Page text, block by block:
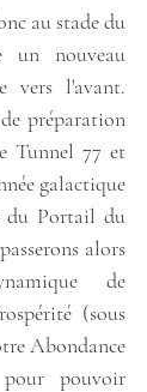
au stade du
un nouveau
vers l'avant.
préparation
Tunnel 77 et
galactique
du Portail du
alors
de
(sous
Abondance
pouvoir